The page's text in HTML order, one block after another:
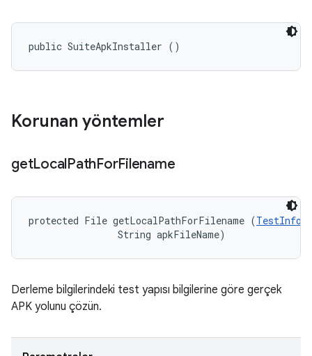
public SuiteApkInstaller ()
Korunan yöntemler
getLocalPathForFilename
protected File getLocalPathForFilename (
                String apkFileName)
Derleme bilgilerindeki test yapısı bilgilerine göre gerçek
APK yolunu çözün.